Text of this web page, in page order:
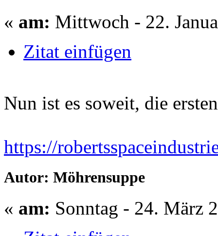
« am: Mittwoch - 22.
Zitat einfügen
Nun ist es soweit, die
https://
Autor: Möhrensuppe
« am: Sonntag - 24. März